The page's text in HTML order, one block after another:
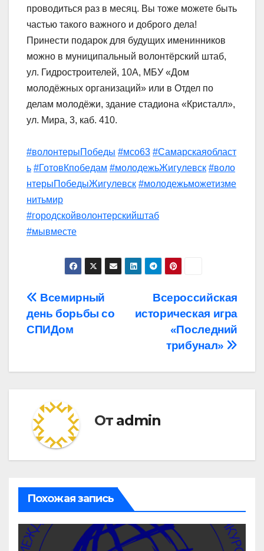
проводиться раз в месяц. Вы тоже можете быть
частью такого важного и доброго дела!
Принести подарок для будущих именинников
можно в муниципальный волонтёрский штаб,
ул. Гидростроителей, 10А, МБУ «Дом
молодёжных организаций» или в Отдел по
делам молодёжи, здание стадиона «Кристалл»,
ул. Мира, 3, каб. 410.
#волонтерыПобеды #мсо63 #Самарскаяобласт
ь #ГотовКпобедам #молодежьЖигулевск #воло
нтерыПобедыЖигулевск #молодежьможетизме
нитьмир
#городскойволонтерскийштаб
#мывместе
Навигация
по
Всероссийская
историческая игра
«Последний
трибунал»
Всемирный
день борьбы со
СПИДом
От admin
Похожая запись